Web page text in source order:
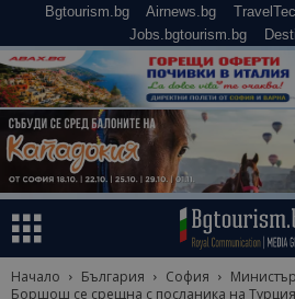
Bgtourism.bg Airnews.bg
Jobs.bgtourism.bg
Начало България София
Боршош се срещна с посланика на Турция